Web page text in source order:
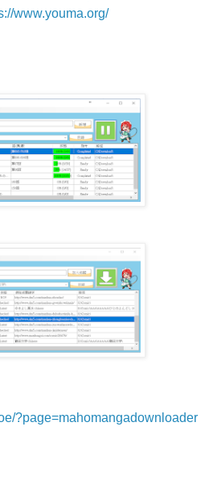
www.youma.org/
?page=mahomangadownloader